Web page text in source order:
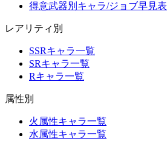
得意武器別キャラ/ジョブ早見表
レアリティ別
SSRキャラ一覧
SRキャラ一覧
Rキャラ一覧
属性別
火属性キャラ一覧
水属性キャラ一覧